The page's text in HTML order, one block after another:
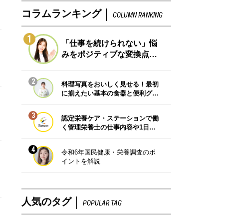
コラムランキング COLUMN RANKING
1
「仕事を続けられない」悩
みをポジティブな変換点…
2
料理写真をおいしく見せる！最初
に揃えたい基本の食器と便利グ…
3
認定栄養ケア・ステーションで働
く管理栄養士の仕事内容や1日…
4
令和6年国民健康・栄養調査のポ
イントを解説
人気のタグ POPULAR TAG